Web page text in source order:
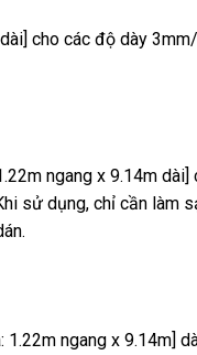
cho các độ dày
ngang x 9.14m dài]
sử dụng, chỉ cần làm
ngang x 9.14m]